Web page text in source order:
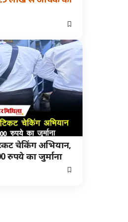
चेकिंग अभियान,
रुपये का जुर्माना